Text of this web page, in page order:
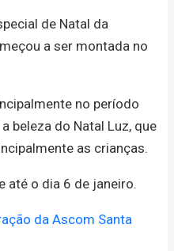
de Natal da
a ser montada no
no período
beleza do Natal Luz, que
as crianças.
até o dia 6 de janeiro.
da Ascom Santa